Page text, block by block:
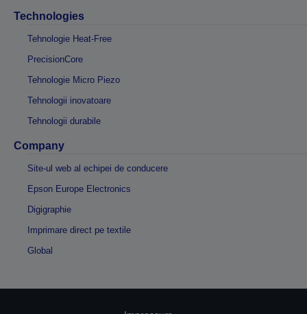
Technologies
Tehnologie Heat-Free
PrecisionCore
Tehnologie Micro Piezo
Tehnologii inovatoare
Tehnologii durabile
Company
Site-ul web al echipei de conducere
Epson Europe Electronics
Digigraphie
Imprimare direct pe textile
Global